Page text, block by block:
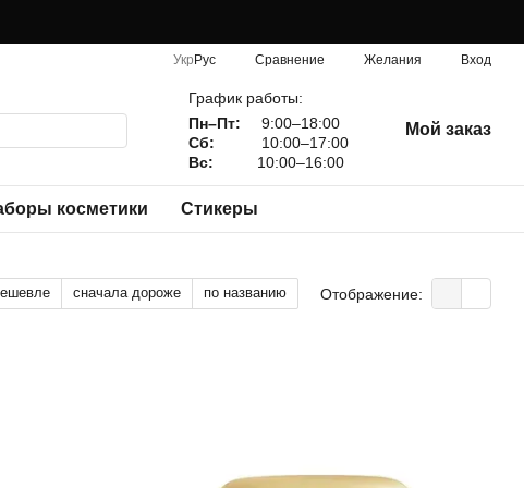
Укр Рус Сравнение Желания Вход
График работы:
Пн–Пт:
9:00–18:00
Сб:
10:00–17:00
Вс:
10:00–16:00
Мой заказ
косметики Стикеры
сначала дороже по названию Отображение: